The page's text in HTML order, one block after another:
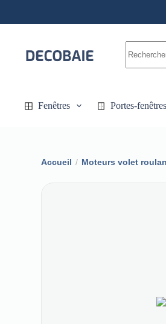
contenu
résultat
Fenêtres Portes-fenêtres
Accueil / Moteurs volet